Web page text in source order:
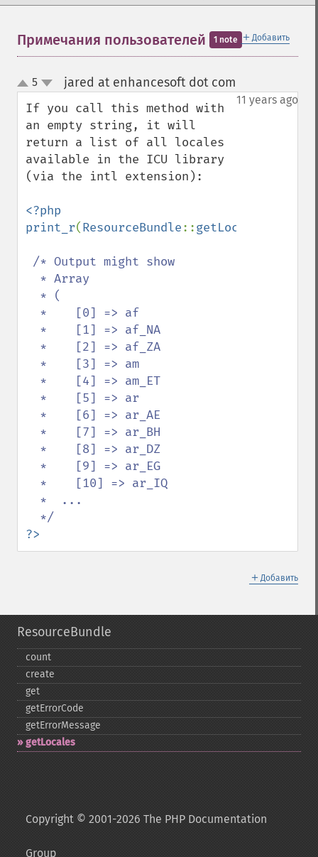
＋ Добавить
Примечания пользователей 1 note
up
down
5 jared at enhancesoft dot com
11 years ago
If you call this method with
an empty string, it will
return a list of all locales
available in the ICU library
(via the intl extension):
<?php
print_r(ResourceBundle::getLocales
/* Output might show
?>
＋ Добавить
ResourceBundle
count
create
get
getErrorCode
getErrorMessage
getLocales
Copyright © 2001-2026 The PHP Documentation
Group